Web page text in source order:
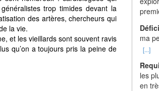
trop timides devant la
des artères, chercheurs qui
la vie.
et les vieillards sont souvent ravis
qu’on a toujours pris la peine de
ma
[...]
les
en